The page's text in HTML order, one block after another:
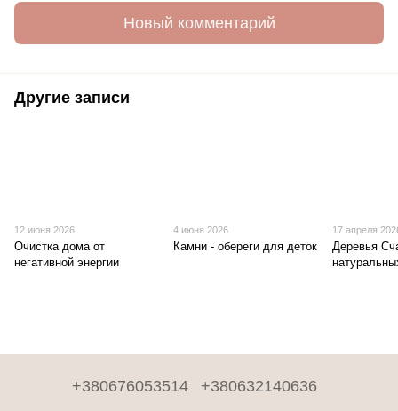
Новый комментарий
Другие записи
12 июня 2026
Очистка дома от
негативной энергии
4 июня 2026
Камни - обереги для деток
17 апреля
Деревья
+380676053514 +380632140636